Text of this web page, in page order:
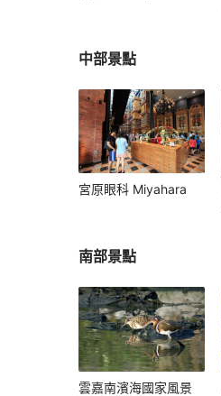
中部景點
宮原眼科 Miyahara
南部景點
雲嘉南濱海國家風景